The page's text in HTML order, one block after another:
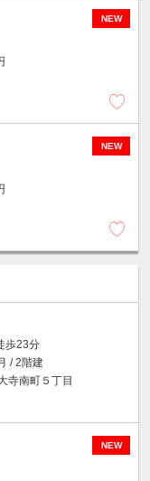
NEW
NEW
歩23分
/ 2階建
寺南町５丁目
NEW